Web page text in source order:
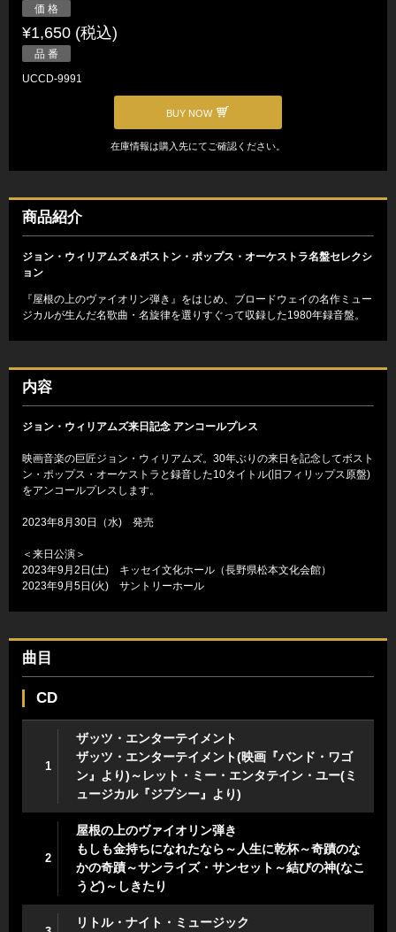
価 格
¥1,650 (税込)
品 番
UCCD-9991
BUY NOW
在庫情報は購入先にてご確認ください。
商品紹介
ジョン・ウィリアムズ＆ボストン・ポップス・オーケストラ名盤セレクシ
ョン
『屋根の上のヴァイオリン弾き』をはじめ、ブロードウェイの名作ミュー
ジカルが生んだ名歌曲・名旋律を選りすぐって収録した1980年録音盤。
内容
ジョン・ウィリアムズ来日記念 アンコールプレス
映画音楽の巨匠ジョン・ウィリアムズ。30年ぶりの来日を記念してボスト
ン・ポップス・オーケストラと録音した10タイトル(旧フィリップス原盤)
をアンコールプレスします。
2023年8月30日（水) 発売
＜来日公演＞
2023年9月2日(土) キッセイ文化ホール（長野県松本文化会館）
2023年9月5日(火) サントリーホール
曲目
CD
1
ザッツ・エンターテイメント
ザッツ・エンターテイメント(映画『バンド・ワゴ
ン』より)～レット・ミー・エンタテイン・ユー(ミ
ュージカル『ジプシー』より)
2
屋根の上のヴァイオリン弾き
もしも金持ちになれたなら～人生に乾杯～奇蹟のな
かの奇蹟～サンライズ・サンセット～結びの神(なこ
うど)～しきたり
リトル・ナイト・ミュージック